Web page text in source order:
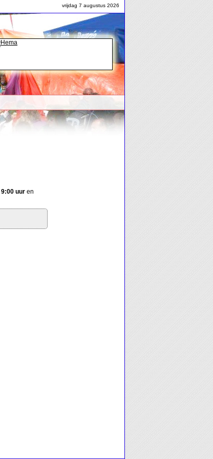
vrijdag 7 augustus 2026
9:00 uur en